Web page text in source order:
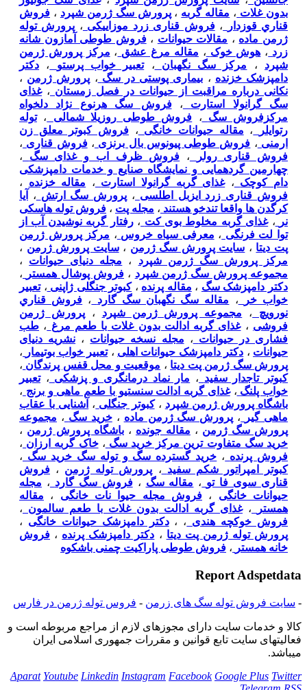
بدون غلات ، مقاله گربه ،پرورش سگ ژرمن شپرد ، فروش
قناري قوزدار
،فروش قناری زرد موزاییکی ، پرورش توله
ژرمن ماده ، مقالات حیوانات ،فروش طوطی آمازون شانه
زرد ، هوش خوک ، مقاله مرغ عشق ، مرکز پرورش ژرمن
شپرد ، مرکز سگ نگهبان ،تعبیر خواب پرستو ، دکتر
دامپزشک خزنده ، بیماری پوستی در سگ ، پرورش ژرمن ،
نکانی درباره مراقبت از حیوانات در فصل زمستان ،غذای
سگ گرانولا استارت
،فروش سگ هرنوع نژاد دلخواه
مرکزفروش سگ
، فروش طوطی روزیلا شمالی ،توله
رتوایلر
، مقاله حیوانات خانگی ، فروش کبوتر معلق زن
ارمنی ، فروش طوطی پیونوس بال برنزی ،فروش قناری ،
فروش قناری رولر
، فروش ظرف اب و غذای سگ
،
چهارمین گردهمایی و نمایشگاه صنایع و خدمات دامپزشکی
دام کوچک ،غذای گربه گرانولا استارت ، مقاله خزنده ،
فروش قناری زرد ایزبل اطلسی ، پرورش سگ ارتش ،
آیا
کرگدن ها واقعا تندخو هستند ، مجله پت ، فروش توله هاسکی
نر
،غذای گربه مخلوط بوی کت ،رفتار گربه نوشیدن آب از
توا لت فرنگی ، معرفی سیاه خروس ، مرکز پرورش ژرمن
پت دیتا ، سایت پرورش سگ ژرمن ،سایت پرورش ژرمن ،
مرکز پرورش سگ ژرمن شپرد ، مجله دنیای حیوانات ،
مجموعه پرورش سگ ژرمن شپرد ، فروش پوشال همستر
،
دکتر دامپزشک سگ ، مقاله پرنده ،کبوتر جنگلی ژاپنی ،تعبیر
خواب خر
، مقاله سگ نگهبان سگ گارد ، فروش قناري
نورويچ
، مجموعه پرورش ژرمن شپرد ،پرورش ژرمن
فروشی ،غذای گربه ادالت بدون غلات با طعم مرغ ، طب
فشاری در حیوانات ، مجله نسخه حیوانات ، نشریه دنیای
حیوانات ، دکتر دامپزشک حیوانات اهلی ،تعبیر خواب بوتیمار ،
پرورش سگ ژرمن پت دیتا ، موقعیت و محل قفس پرندگان ،
کبوتر تاجدار سفید ، مار نماد درمانگری و پزشکی ،تعبیر
خواب پلنگ ،غذای گربه ادالت سنستیو با طعم ماهی و برنج ،
باشگاه پرورش ژرمن شپرد ،کبوتر جنگلی ، آشنایی با عقاب
ماهی گیر
، پرورش سگ ژرمن ماده ،خرید سگ ، مجموعه
پرورش سگ ژرمن ، مقاله جونده ، باشگاه پرورش ژرمن ،
خرید سگ متفاوت ترین مرکز خرید سگ ،خاک گربه ارزان ،
فروش پرنده ، خرید گسترده سگ و توله سگ خرید سگ ،
کبوتر امپراتور شکم سفید ، پرورش توله ژرمن ، فروش
قناری سوی فا تو ، مقاله سگ ،فروش سگ گارد ، مجله
حیوانات خانگی ، فروش مجله حیوا نات خانگی ، مقاله
همستر
،غذای گربه ادالت بدون غلات با طعم سالمون ،
فروش خوکچه هندی ، ،دکتر دامپزشک حیوانات خانگی ،
پرورش توله ژرمن پت دیتا ، دکتر دامپزشک پرنده ، فروش
خانه همستر ، فروش طوطی پاراکیت چمنی باشکوه
Report Adspetdata
- سایت فروش توله سگ های زرمن - فروس توله ژرمن در فارس
كالا و خدمات سایت دارای مجوزهای لازم از مراجع مربوطه است و
فعاليتهای سايت تابع قوانين و مقررات جمهوری اسلامی ايران
میباشد.
Aparat Youtube Linkedin Instagram Facebook Google Plus Twitter